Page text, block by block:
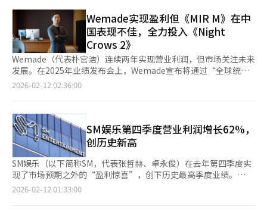
数字医疗和代谢疾病管线将成为中长期增长动力，影响公司价
值。”她还分析称：“市场短期内可能存在业绩波动，但研发战略
重组和新业务增长将决定中长期股价走势。”※ 本报道经人工智
能（AI）系统翻译与编辑。
亿韩元以下，以低于自有资本的水平进行管理。城市整备业务部门
的恢复趋势明显。去年订单额为3.3668万亿韩元，同比增加一倍以
上。利用高端品牌“Le El”在核心位置增强了订单竞争力。这些
变化与吴一根代表上任后强调的经营方向相吻合。吴代表推动以盈
利为中心的增长模式，扩大开发业务并注重财务稳定。PF风险管
理和业务效率化也被提出为核心任务，整体业务结构重组正在进行
中。然而，业务结构方面仍存在偏重问题。乐天建设的总收入中约
75%集中在国内住宅和建筑·土木业务。房地产市场波动可能对业
务扩展也具有双面性。为增强开发商能力而增加的自营业务收入在
两年内增长约四倍，达到4215亿韩元。虽然开发收益扩大是积极
的，但根据销售市场情况，风险暴露可能增加。特别是，过去超过
1万亿韩元的海外收入去年减少到2300亿韩元。与主要建筑公司多
元化海外业务地区的趋势相比，国内市场集中的收入结构更加明
显。为弥补这一点，业务组合多元化活动仍在进行中。工厂部门正
在扩大在石化、电池和环保能源领域的参与，并利用集团内部土地
推进综合开发项目。这被解读为降低对住宅依赖的战略性尝试。业
反映了这一点。成本率降至80%后半段。财务指标显著改善。东部
建设的负债率降至197%，比去年底下降67个百分点，新订单金额
达4.3万亿韩元，创下公司历史新高。锦湖建设也加入了业绩回升
的行列。去年销售额为2.0173万亿韩元，同比增长5.4%，营业利
润459亿韩元，净利润618亿韩元，实现扭亏为盈。借款减少也支
持了业绩回升。锦湖建设的借款从去年的2701亿韩元减少到1571
亿韩元，利息成本负担减轻，净利润改善。科隆全球的合并销售额
为2.6845万亿韩元，营业利润39亿韩元。虽然整体业绩有限，但
利。公司通过提前反映可能的损失和费用，降低了财务不确定性。
双龙建设去年销售额约为1.8万亿韩元，营业利润约为600亿韩元，
预计连续三年盈利。自2022年加入全球世亚集团以来，双龙建设
在扩大海外订单和改善财务结构方面取得了进展。今年海外订单额
增至约6.5亿美元。这些中型建筑公司的业绩回升主要归因于在订
单阶段优先考虑盈利能力，并专注于工程和成本管理。借款减少和
利息成本降低直接改善了营业利润。公共工程的扩展预计将成为中
型建筑公司的另一个变量。今年国土交通部预算确定为62.8万亿韩
元，其中社会间接资本预算为21.1万亿韩元，比去年增加1.6万亿
Wemade实现盈利但《MIR M》在中
国表现不佳，全力投入《Night
Crows 2》
Wemade（代表朴官浩）连续两年实现营业利润，但市场关注未来
发展。在2025年业绩发布会上，Wemade宣布将通过“全球统一
版本”和“PC自有支付”两大核心战略提升盈利能力。Wemade
和中国的许可合同，营业利润达到243亿韩元。◆ “新作全球同步
发布，最大化初期势头”Wemade计划从《Night Crows 2》和
《MIR5》开始，采用全球统一版本策略，减少开发时间和成本，
最大化全球用户的初期势头。Wemade表示，通过20多种新作实
现类型和平台多样化，全球统一版本将加快全球市场的拓展速度。
另一项盈利策略是引入“PC自有支付系统”。Wemade指出，最
近NCSoft的《Aion 2》通过自有支付系统节省了大量成本，
Wemade也将从下一部作品开始扩大PC支付比例，减少平台手续
费，提升盈利能力。◆ 《Ymir》进军电竞，《MIR4》瞄准中国市
2026-02-12 02:36:00
SM娱乐第四季度营业利润增长62%，
创历史新高
SM娱乐（以下简称SM，代表张哲赫、卓永俊）在去年第四季度实
现了市场预期之外的“盈利惊喜”，创下历史最高季度业绩。
Aespa和RIIZE等新IP的成功及“SM NEXT 3.0”战略的实施改善
3190亿韩元，营业利润为546亿韩元，同比销售额增长16.6%，营
2026-02-12 01:33:00
页